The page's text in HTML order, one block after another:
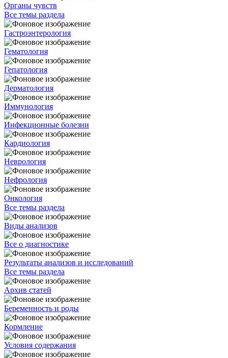
Органы чувств
Все темы раздела
Гастроэнтерология
Гематология
Гепатология
Дерматология
Иммунология
Инфекционные болезни
Кардиология
Неврология
Нефрология
Онкология
Все темы раздела
Виды анализов
Все о диагностике
Результаты анализов и исследований
Все темы раздела
Архив статей
Беременность и роды
Кормление
Условия содержания